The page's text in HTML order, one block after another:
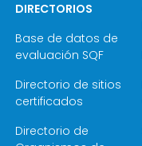
DIRECTORIOS
Base de datos de
evaluación SQF
Directorio de sitios
certificados
Directorio de